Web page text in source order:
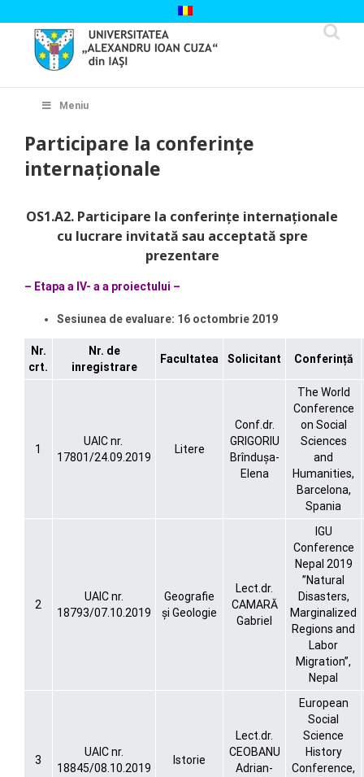
to
content
Meniu
Participare la conferințe
internaționale
OS1.A2. Participare la conferințe internaționale
cu lucrare invitată sau acceptată spre
prezentare
– Etapa a IV- a a proiectului –
Sesiunea de evaluare: 16 octombrie 2019
Nr.
crt.
Nr. de
inregistrare
Facultatea Solicitant Conferință
1
UAIC nr.
17801/24.09.2019
Litere
Conf.dr.
GRIGORIU
Brîndușa-
Elena
The World
Conference
on Social
Sciences
and
Humanities,
Barcelona,
Spania
2
UAIC nr.
18793/07.10.2019
Geografie
și Geologie
Lect.dr.
CAMARĂ
Gabriel
IGU
Conference
Nepal 2019
”Natural
Disasters,
Marginalized
Regions and
Labor
Migration”,
Nepal
3
UAIC nr.
18845/08.10.2019
Istorie
Lect.dr.
CEOBANU
Adrian-
European
Social
Science
History
Conference,